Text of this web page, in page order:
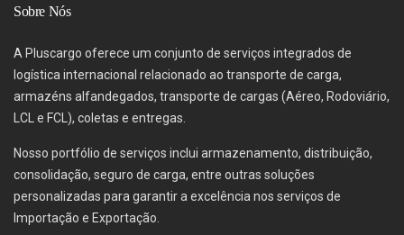
Sobre Nós
A Pluscargo oferece um conjunto de serviços integrados de
logística internacional relacionado ao transporte de carga,
armazéns alfandegados, transporte de cargas (Aéreo, Rodoviário,
LCL e FCL), coletas e entregas.
Nosso portfólio de serviços inclui armazenamento, distribuição,
consolidação, seguro de carga, entre outras soluções
personalizadas para garantir a excelência nos serviços de
Importação e Exportação.